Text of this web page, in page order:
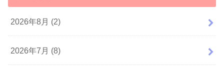
2026年8月 (2)
2026年7月 (8)